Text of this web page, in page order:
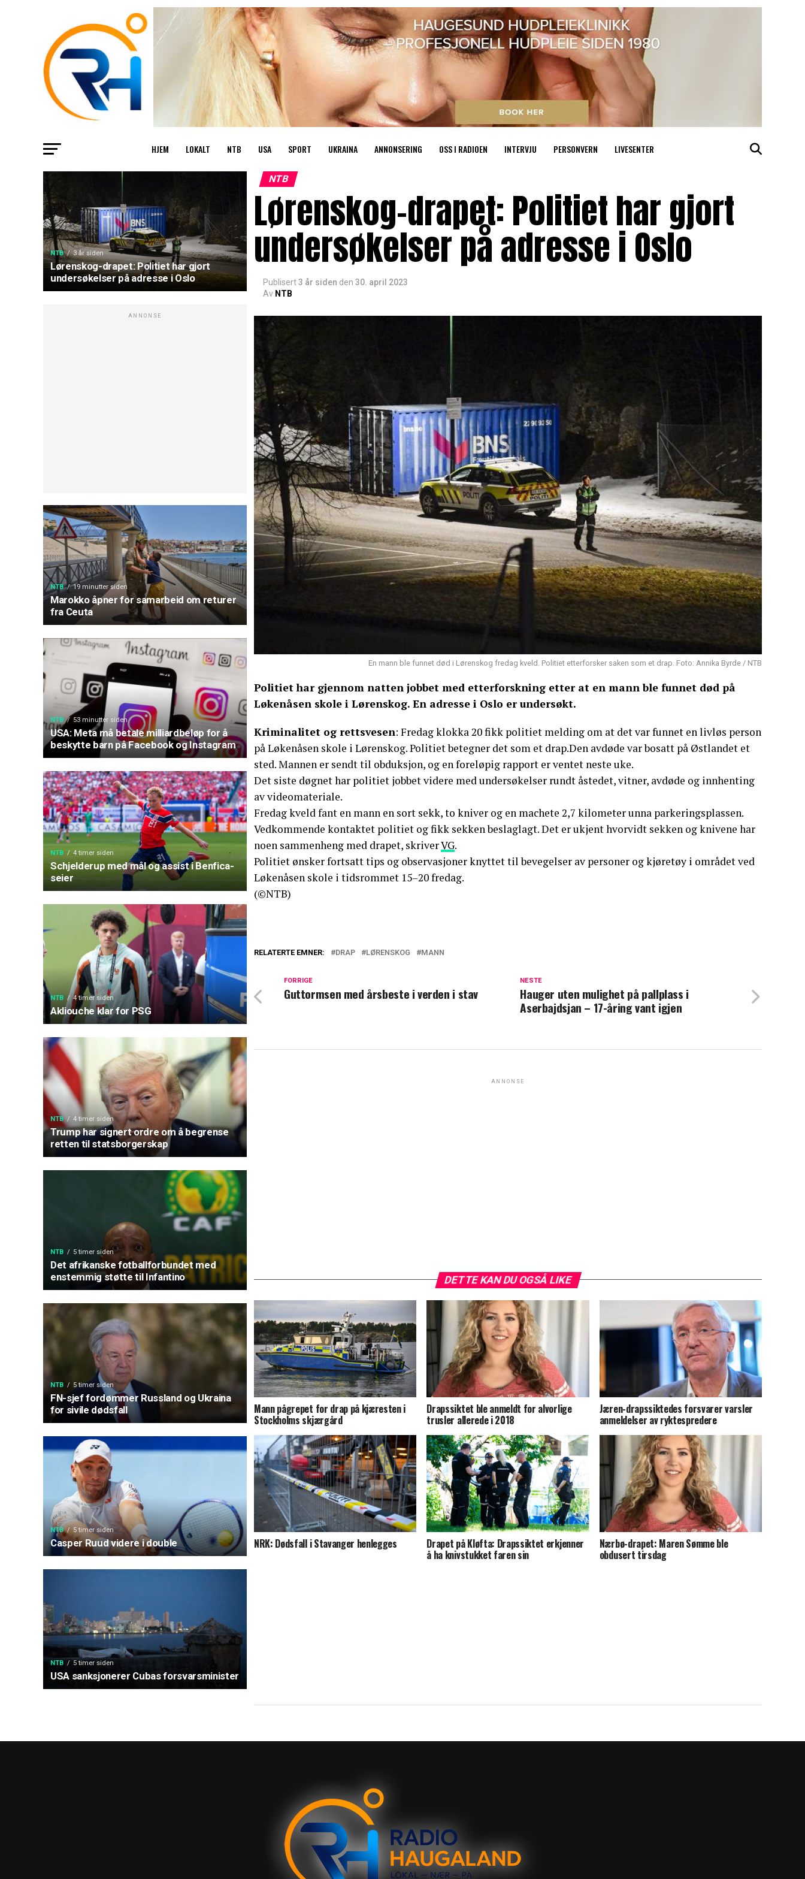
HJEM LOKALT NTB USA SPORT UKRAINA ANNONSERING OSS I RADIOEN INTERVJU PERSONVERN LIVESENTER
NTB 3 år siden
Lørenskog-drapet: Politiet har gjort
undersøkelser på adresse i Oslo
ANNONSE
NTB 19 minutter siden
Marokko åpner for samarbeid om returer
fra Ceuta
NTB 53 minutter siden
USA: Meta må betale milliardbeløp for å
beskytte barn på Facebook og Instagram
NTB 4 timer siden
Schjelderup med mål og assist i Benfica-
seier
NTB 4 timer siden
Akliouche klar for PSG
NTB 4 timer siden
Trump har signert ordre om å begrense
retten til statsborgerskap
NTB 5 timer siden
Det afrikanske fotballforbundet med
enstemmig støtte til Infantino
NTB 5 timer siden
FN-sjef fordømmer Russland og Ukraina
for sivile dødsfall
NTB 5 timer siden
Casper Ruud videre i double
NTB 5 timer siden
USA sanksjonerer Cubas forsvarsminister
NTB
Lørenskog-drapet: Politiet har gjort
undersøkelser på adresse i Oslo
Publisert3 år siden den 30. april 2023
Av NTB
En mann ble funnet død i Lørenskog fredag kveld. Politiet etterforsker saken som et drap. Foto: Annika Byrde / NTB
Politiet har gjennom natten jobbet med etterforskning etter at en mann ble funnet død på
Løkenåsen skole i Lørenskog. En adresse i Oslo er undersøkt.
Kriminalitet og rettsvesen: Fredag klokka 20 fikk politiet melding om at det var funnet en livløs person
på Løkenåsen skole i Lørenskog. Politiet betegner det som et drap.Den avdøde var bosatt på Østlandet et
sted. Mannen er sendt til obduksjon, og en foreløpig rapport er ventet neste uke.
Det siste døgnet har politiet jobbet videre med undersøkelser rundt åstedet, vitner, avdøde og innhenting
av videomateriale.
Fredag kveld fant en mann en sort sekk, to kniver og en machete 2,7 kilometer unna parkeringsplassen.
Vedkommende kontaktet politiet og fikk sekken beslaglagt. Det er ukjent hvorvidt sekken og knivene har
noen sammenheng med drapet, skriverVG.
Politiet ønsker fortsatt tips og observasjoner knyttet til bevegelser av personer og kjøretøy i området ved
Løkenåsen skole i tidsrommet 15–20 fredag.
(©NTB)
RELATERTE EMNER: DRAP LØRENSKOG MANN
NESTE
Hauger uten mulighet på pallplass i
Aserbajdsjan – 17-åring vant igjen
FORRIGE
Guttormsen med årsbeste i verden i stav
ANNONSE
DETTE KAN DU OGSÅ LIKE
Mann pågrepet for drap på kjæresten i
Stockholms skjærgård
Drapssiktet ble anmeldt for alvorlige
trusler allerede i 2018
Jæren-drapssiktedes forsvarer varsler
anmeldelser av ryktespredere
NRK: Dødsfall i Stavanger henlegges Drapet på Kløfta: Drapssiktet erkjenner
å ha knivstukket faren sin
Nærbø-drapet: Maren Sømme ble
obdusert tirsdag